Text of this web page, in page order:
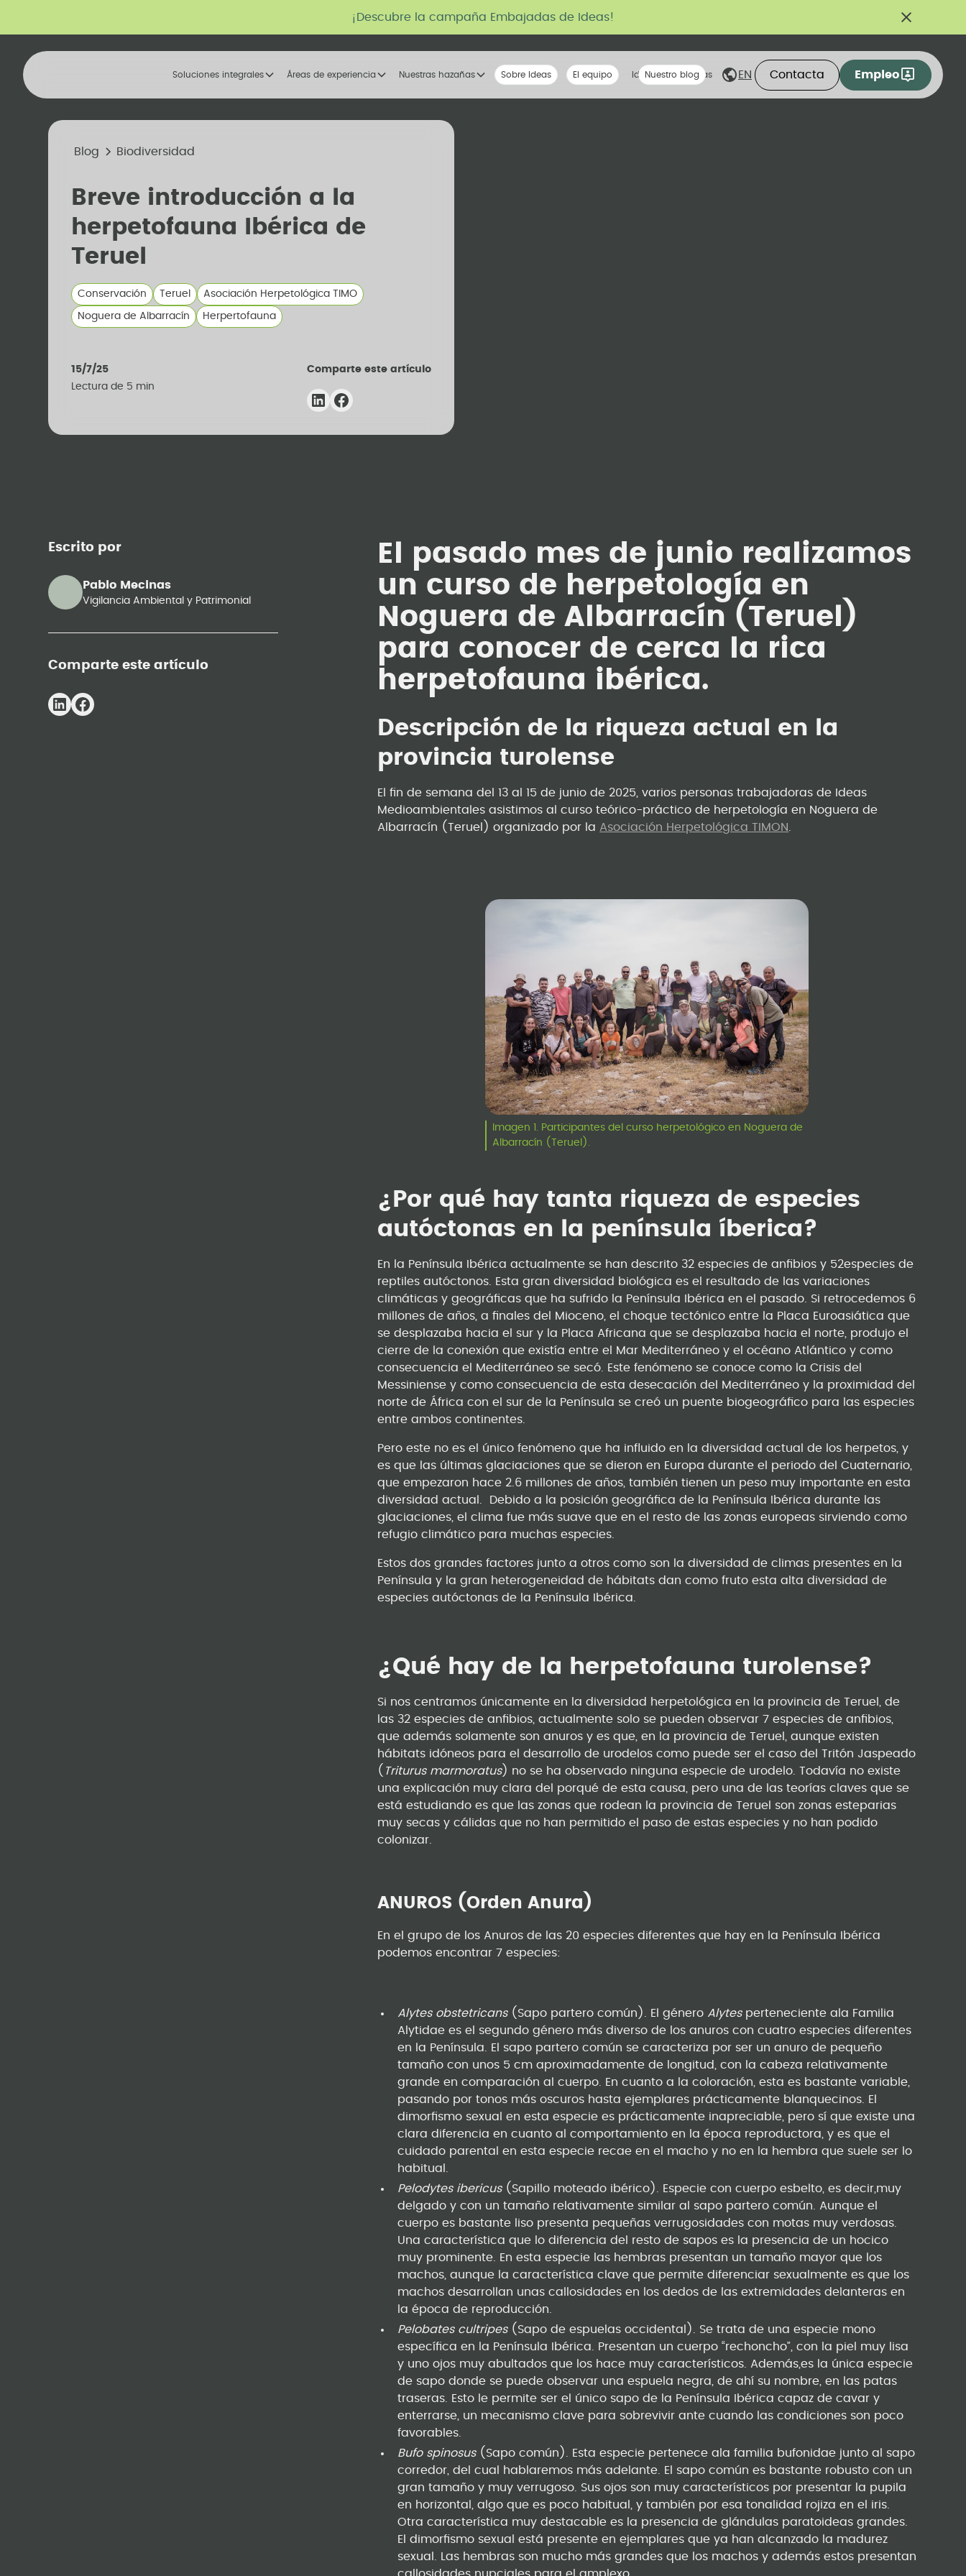
¡Descubre la campaña Embajadas de Ideas!
Soluciones integrales Áreas de experiencia Nuestras hazañas Nuestra voz
Sobre Ideas La tribu
El equipo Ideas compartidas
Nuestro blog EN Contacta Empleo
Blog Biodiversidad
Breve introducción a la
herpetofauna Ibérica de
Teruel
Conservación Teruel Asociación Herpetológica TIMO
Noguera de Albarracín Herpertofauna
15/7/25
Lectura de 5 min
Comparte este artículo
Escrito por
Pablo Mecinas
Vigilancia Ambiental y Patrimonial
Comparte este artículo
El pasado mes de junio realizamos
un curso de herpetología en
Noguera de Albarracín (Teruel)
para conocer de cerca la rica
herpetofauna ibérica.
Descripción de la riqueza actual en la
provincia turolense
El fin de semana del 13 al 15 de junio de 2025, varios personas trabajadoras de Ideas
Medioambientales asistimos al curso teórico-práctico de herpetología en Noguera de
Albarracín (Teruel) organizado por la Asociación Herpetológica TIMON
Imagen 1. Participantes del curso herpetológico en Noguera de
Albarracín (Teruel).
¿Por qué hay tanta riqueza de especies
autóctonas en la península íberica?
En la Península Ibérica actualmente se han descrito 32 especies de anfibios y 52especies de
reptiles autóctonos. Esta gran diversidad biológica es el resultado de las variaciones
climáticas y geográficas que ha sufrido la Península Ibérica en el pasado. Si retrocedemos 6
millones de años, a finales del Mioceno, el choque tectónico entre la Placa Euroasiática que
se desplazaba hacia el sur y la Placa Africana que se desplazaba hacia el norte, produjo el
cierre de la conexión que existía entre el Mar Mediterráneo y el océano Atlántico y como
consecuencia el Mediterráneo se secó. Este fenómeno se conoce como la Crisis del
Messiniense y como consecuencia de esta desecación del Mediterráneo y la proximidad del
norte de África con el sur de la Península se creó un puente biogeográfico para las especies
entre ambos continentes.
Pero este no es el único fenómeno que ha influido en la diversidad actual de los herpetos, y
es que las últimas glaciaciones que se dieron en Europa durante el periodo del Cuaternario,
que empezaron hace 2.6 millones de años, también tienen un peso muy importante en esta
diversidad actual. Debido a la posición geográfica de la Península Ibérica durante las
glaciaciones, el clima fue más suave que en el resto de las zonas europeas sirviendo como
refugio climático para muchas especies.
Estos dos grandes factores junto a otros como son la diversidad de climas presentes en la
Península y la gran heterogeneidad de hábitats dan como fruto esta alta diversidad de
especies autóctonas de la Península Ibérica.
¿Qué hay de la herpetofauna turolense?
Si nos centramos únicamente en la diversidad herpetológica en la provincia de Teruel, de
las 32 especies de anfibios, actualmente solo se pueden observar 7 especies de anfibios,
que además solamente son anuros y es que, en la provincia de Teruel, aunque existen
hábitats idóneos para el desarrollo de urodelos como puede ser el caso del Tritón Jaspeado
( Triturus marmoratus) no se ha observado ninguna especie de urodelo. Todavía no existe
una explicación muy clara del porqué de esta causa, pero una de las teorías claves que se
está estudiando es que las zonas que rodean la provincia de Teruel son zonas esteparias
muy secas y cálidas que no han permitido el paso de estas especies y no han podido
colonizar.
ANUROS (Orden Anura)
En el grupo de los Anuros de las 20 especies diferentes que hay en la Península Ibérica
podemos encontrar 7 especies:
Alytes obstetricans (Sapo partero común). El género Alytesperteneciente ala Familia
Alytidae es el segundo género más diverso de los anuros con cuatro especies diferentes
en la Península. El sapo partero común se caracteriza por ser un anuro de pequeño
tamaño con unos 5 cm aproximadamente de longitud, con la cabeza relativamente
grande en comparación al cuerpo. En cuanto a la coloración, esta es bastante variable,
pasando por tonos más oscuros hasta ejemplares prácticamente blanquecinos. El
dimorfismo sexual en esta especie es prácticamente inapreciable, pero sí que existe una
clara diferencia en cuanto al comportamiento en la época reproductora, y es que el
cuidado parental en esta especie recae en el macho y no en la hembra que suele ser lo
habitual.
Pelodytes ibericus (Sapillo moteado ibérico). Especie con cuerpo esbelto, es decir,muy
delgado y con un tamaño relativamente similar al sapo partero común. Aunque el
cuerpo es bastante liso presenta pequeñas verrugosidades con motas muy verdosas.
Una característica que lo diferencia del resto de sapos es la presencia de un hocico
muy prominente. En esta especie las hembras presentan un tamaño mayor que los
machos, aunque la característica clave que permite diferenciar sexualmente es que los
machos desarrollan unas callosidades en los dedos de las extremidades delanteras en
la época de reproducción.
Pelobates cultripes (Sapo de espuelas occidental). Se trata de una especie mono
específica en la Península Ibérica. Presentan un cuerpo “rechoncho”, con la piel muy lisa
y uno ojos muy abultados que los hace muy característicos. Además,es la única especie
de sapo donde se puede observar una espuela negra, de ahí su nombre, en las patas
traseras. Esto le permite ser el único sapo de la Península Ibérica capaz de cavar y
enterrarse, un mecanismo clave para sobrevivir ante cuando las condiciones son poco
favorables.
Bufo spinosus (Sapo común). Esta especie pertenece ala familia bufonidae junto al sapo
corredor, del cual hablaremos más adelante. El sapo común es bastante robusto con un
gran tamaño y muy verrugoso. Sus ojos son muy característicos por presentar la pupila
en horizontal, algo que es poco habitual, y también por esa tonalidad rojiza en el iris.
Otra característica muy destacable es la presencia de glándulas paratoideas grandes.
El dimorfismo sexual está presente en ejemplares que ya han alcanzado la madurez
sexual. Las hembras son mucho más grandes que los machos y además estos presentan